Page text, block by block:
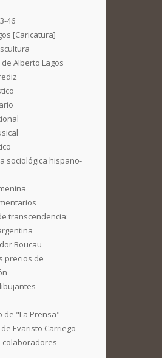
46
[Caricatura]
Alberto Lagos
sociológica hispano-
transcendencia:
Boucau
precios de
de "La Prensa"
Evaristo Carriego
colaboradores